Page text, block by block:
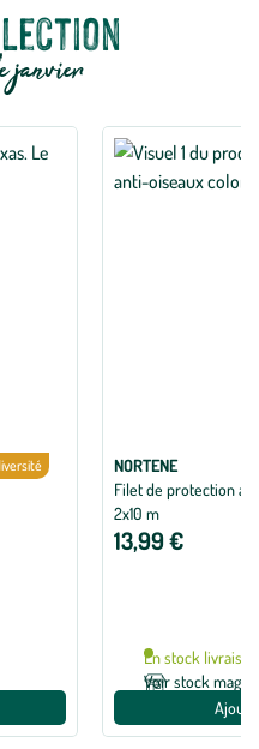
janvier
NORTENE
Filet de protection
2x10 m
13,99 €
En stock livraison
Voir stock